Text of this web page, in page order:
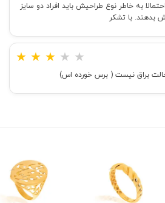
از 52 هست و احتمالا به خاطر نوع طراحیش باید افراد دو سایز
بدهند. با تشکر
★ ★ ★ ★ ★
براق نیست ( برس خورده اس)